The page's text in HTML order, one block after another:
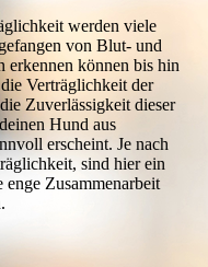
werden viele
von Blut- und
erkennen können bis hin
Verträglichkeit der
Zuverlässigkeit dieser
Hund aus
erscheint. Je nach
sind hier ein
Zusammenarbeit